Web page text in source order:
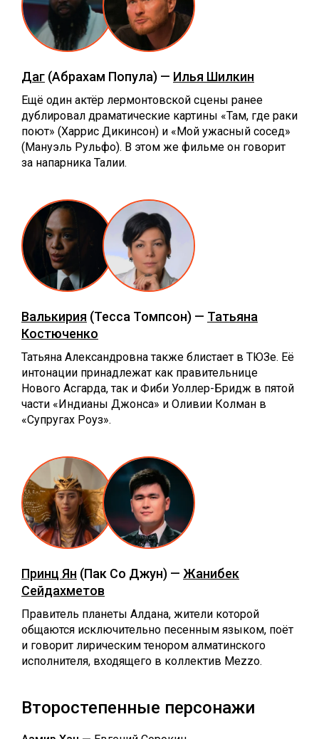
Даг (Абрахам Попула) — Илья Шилкин
Ещё один актёр лермонтовской сцены ранее
дублировал драматические картины «Там, где раки
поют» (Харрис Дикинсон) и «Мой ужасный сосед»
(Мануэль Рульфо). В этом же фильме он говорит
за напарника Талии.
Валькирия (Тесса Томпсон) — Татьяна
Костюченко
Татьяна Александровна также блистает в ТЮЗе. Её
интонации принадлежат как правительнице
Нового Асгарда, так и Фиби Уоллер-Бридж в пятой
части «Индианы Джонса» и Оливии Колман в
«Супругах Роуз».
Принц Ян (Пак Со Джун) — Жанибек
Сейдахметов
Правитель планеты Алдана, жители которой
общаются исключительно песенным языком, поёт
и говорит лирическим тенором алматинского
исполнителя, входящего в коллектив Mezzo.
Второстепенные персонажи